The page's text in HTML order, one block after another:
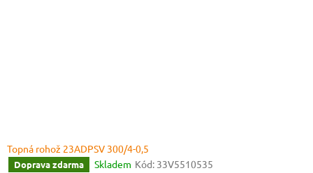
Topná rohož 23ADPSV 300/4-0,5
Doprava zdarma Skladem Kód: 33V5510535